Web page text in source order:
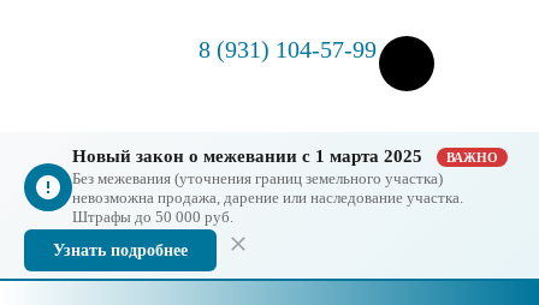
8 (931) 104-57-99
Новый закон о межевании с 1 марта 2025 ВАЖНО
Без межевания (уточнения границ земельного участка)
невозможна продажа, дарение или наследование участка.
Штрафы до 50 000 руб.
Узнать подробнее